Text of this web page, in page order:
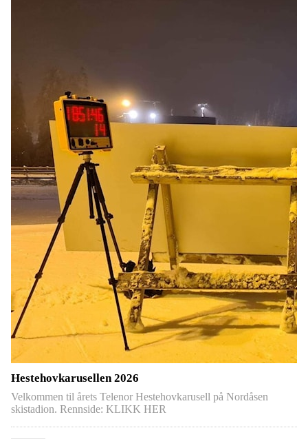
Hestehovkarusellen 2026
Velkommen til årets Telenor Hestehovkarusell på Nordåsen
skistadion. Rennside: KLIKK HER